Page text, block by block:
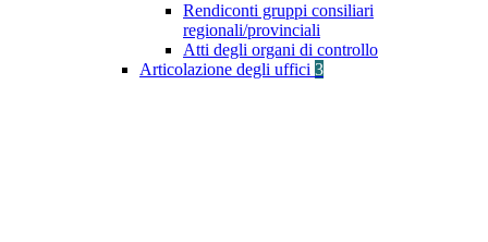
Rendiconti gruppi consiliari
regionali/provinciali
Atti degli organi di controllo
Articolazione degli uffici 3